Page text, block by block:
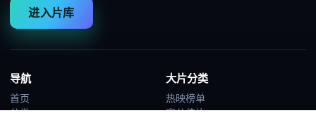
进入片库
导航
首页
大片分类
热映榜单